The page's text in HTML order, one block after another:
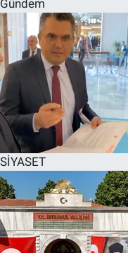
Gündem
SİYASET
SPOR
RESMİ İLANLAR